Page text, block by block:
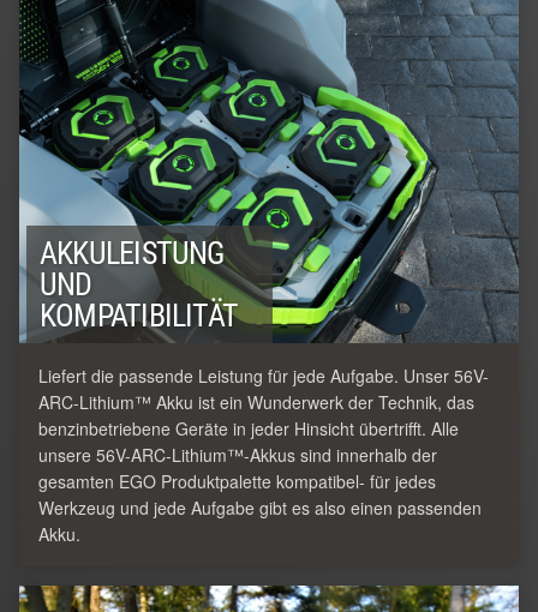
AKKULEISTUNG
UND
KOMPATIBILITÄT
Liefert die passende Leistung für jede Aufgabe. Unser 56V-
ARC-Lithium™ Akku ist ein Wunderwerk der Technik, das
benzinbetriebene Geräte in jeder Hinsicht übertrifft. Alle
unsere 56V-ARC-Lithium™-Akkus sind innerhalb der
gesamten EGO Produktpalette kompatibel- für jedes
Werkzeug und jede Aufgabe gibt es also einen passenden
Akku.